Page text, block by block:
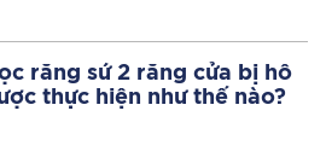
răng sứ 2 răng cửa bị hô
thực hiện như thế nào?